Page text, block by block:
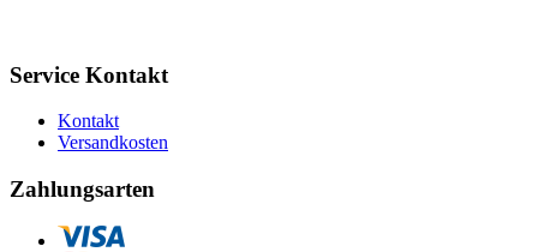
Service Kontakt
Kontakt
Versandkosten
Zahlungsarten